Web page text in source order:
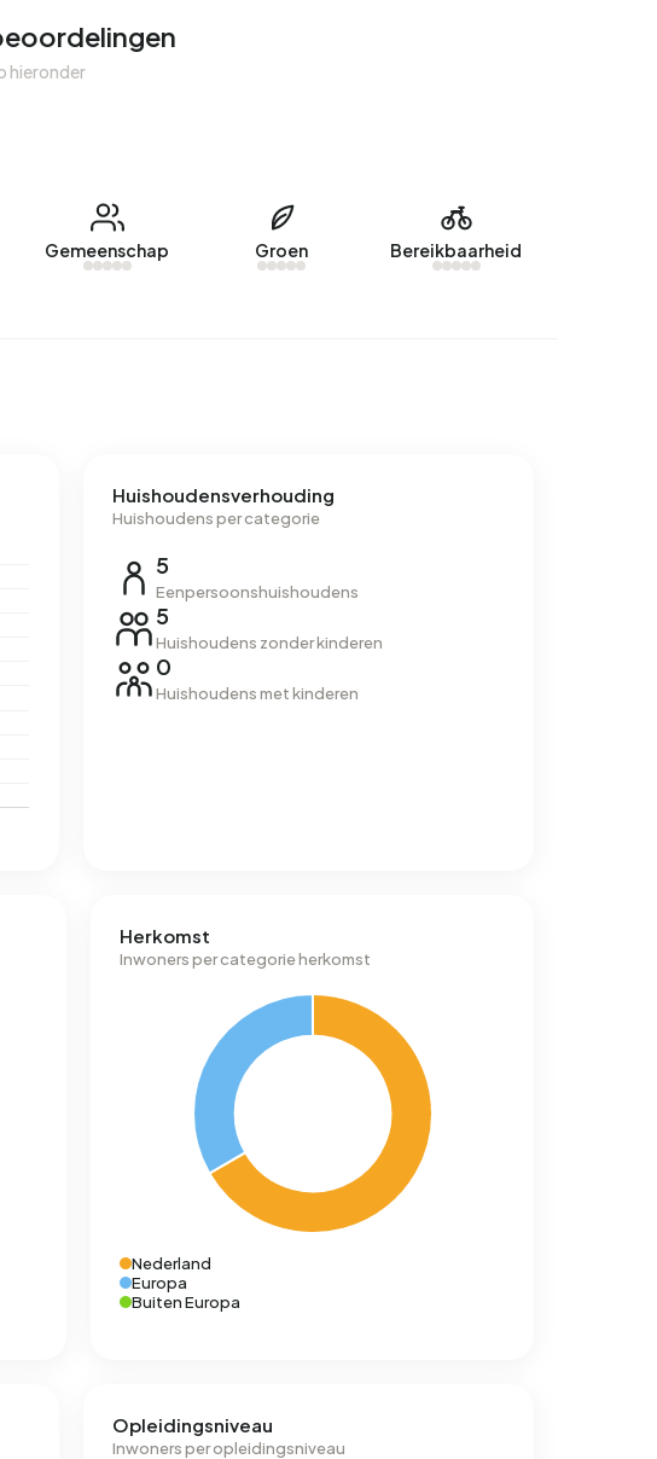
hieronder
Gemeenschap Groen Bereikbaarheid
Huishoudensverhouding
Huishoudens per categorie
5
Eenpersoonshuishoudens
5
Huishoudens zonder kinderen
0
Huishoudens met kinderen
Herkomst
Inwoners per categorie herkomst
Nederland
Europa
Buiten Europa
Opleidingsniveau
Inwoners per opleidingsniveau